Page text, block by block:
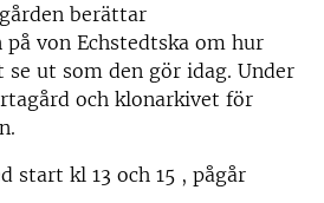
berättar
von Echstedtska om hur
ut som den gör idag. Under
och klonarkivet för
start kl 13 och 15 , pågår